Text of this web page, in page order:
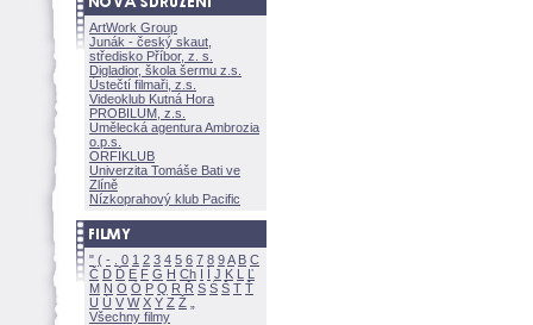
ArtWork Group
Junák - český skaut,
středisko Příbor, z. s.
Digladior, škola šermu z.s.
Ústečtí filmaři, z.s.
Videoklub Kutná Hora
PROBILUM, z.s.
Umělecká agentura Ambrozia
o.p.s.
ORFIKLUB
Univerzita Tomáše Bati ve
Zlíně
Nízkoprahový klub Pacific
" ( - 0 1 2 3 4 5 6 7 8 9A B C
Č D Ď E F G H Ch I Í J K L
Ľ
M N O Ó P Q R Ř S Ś T Ť
U Ú V W X Y Z
Všechny filmy